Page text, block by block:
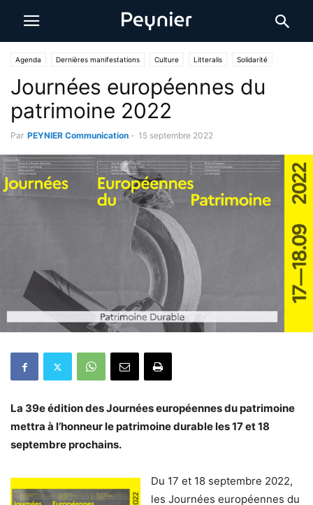
Agenda Dernières manifestations Culture Litteralis Solidarité
Part/Âges
Journées européennes du
patrimoine 2022
Par PEYNIER Communication - 15 septembre 2022
La 39e édition des Journées européennes du patrimoine
mettra à l’honneur le patrimoine durable les 17 et 18
septembre prochains.
Du 17 et 18 septembre 2022,
les Journées européennes du